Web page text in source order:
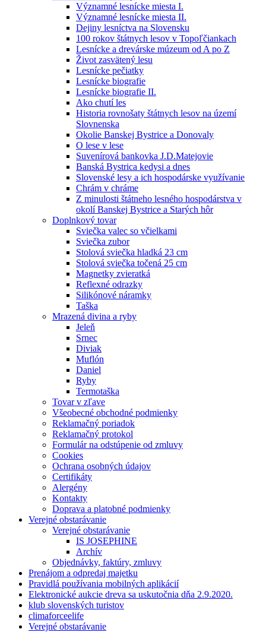
Významné lesnícke miesta I.
Významné lesnícke miesta II.
Dejiny lesníctva na Slovensku
100 rokov štátnych lesov v Topoľčiankach
Lesnícke a drevárske múzeum od A po Z
Život zasvätený lesu
Lesnícke pečiatky
Lesnícke biografie
Lesnícke biografie II.
Ako chutí les
Historia rovnošaty štátnych lesov na území
Slovnenska
Okolie Banskej Bystrice a Donovaly
O lese v lese
Suvenírová bankovka J.D.Matejovie
Banská Bystrica kedysi a dnes
Slovenské lesy a ich hospodárske využívanie
Chrám v chráme
Z minulosti štátneho lesného hospodárstva v
okolí Banskej Bystrice a Starých hôr
Doplnkový tovar
Sviečka valec so včielkami
Sviečka zubor
Stolová sviečka hladká 23 cm
Stolová sviečka točená 25 cm
Magnetky zvieratká
Reflexné odrazky
Silikónové náramky
Taška
Mrazená divina a ryby
Jeleň
Srnec
Diviak
Muflón
Daniel
Ryby
Termotaška
Tovar v zľave
Všeobecné obchodné podmienky
Reklamačný poriadok
Reklamačný protokol
Formulár na odstúpenie od zmluvy
Cookies
Ochrana osobných údajov
Certifikáty
Alergény
Kontakty
Doprava a platobné podmienky
Verejné obstarávanie
Verejné obstarávanie
IS JOSEPHINE
Archív
Objednávky, faktúry, zmluvy
Prenájom a odpredaj majetku
Pravidlá používania mobilných aplikácií
Elektronické aukcie dreva sa uskutočnia dňa 2.9.2020.
klub slovenských turistov
climaforceelife
Verejné obstarávanie